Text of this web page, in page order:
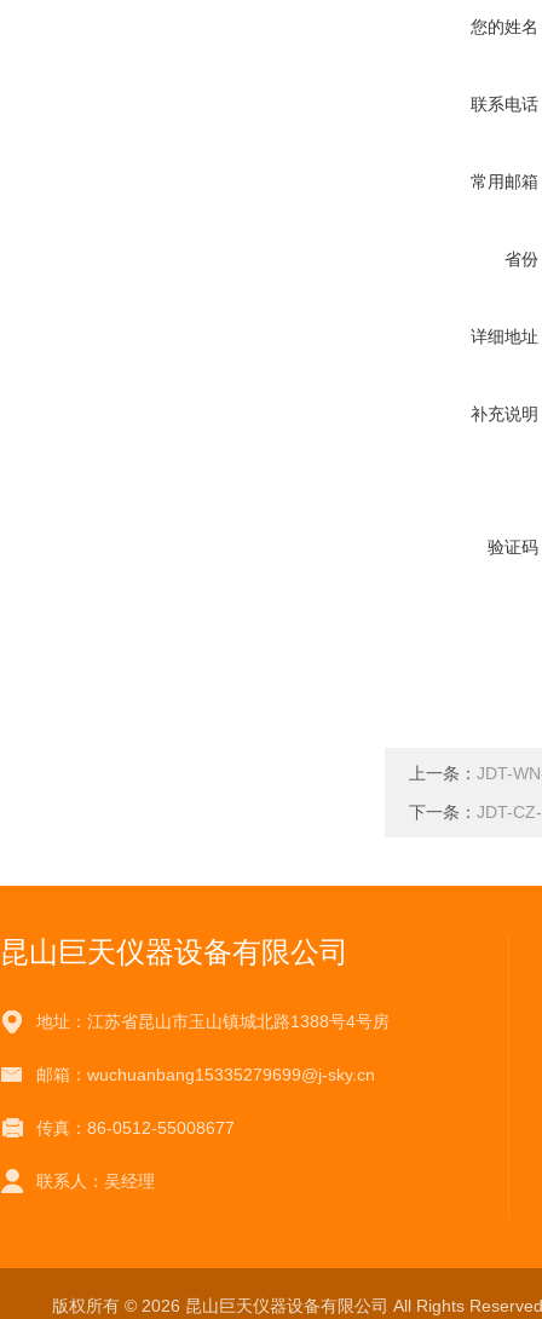
您的姓名
联系电话
常用邮箱
省份
详细地址
补充说明
验证码
上一条： JDT-
下一条： JDT-
昆山巨天仪器设备有限公司
地址：江苏省昆山市玉山镇城北路1388号4号房
邮箱：wuchuanbang15335279699@j-sky.cn
传真：86-0512-55008677
联系人：吴经理
版权所有 © 2026 昆山巨天仪器设备有限公司 All Rights